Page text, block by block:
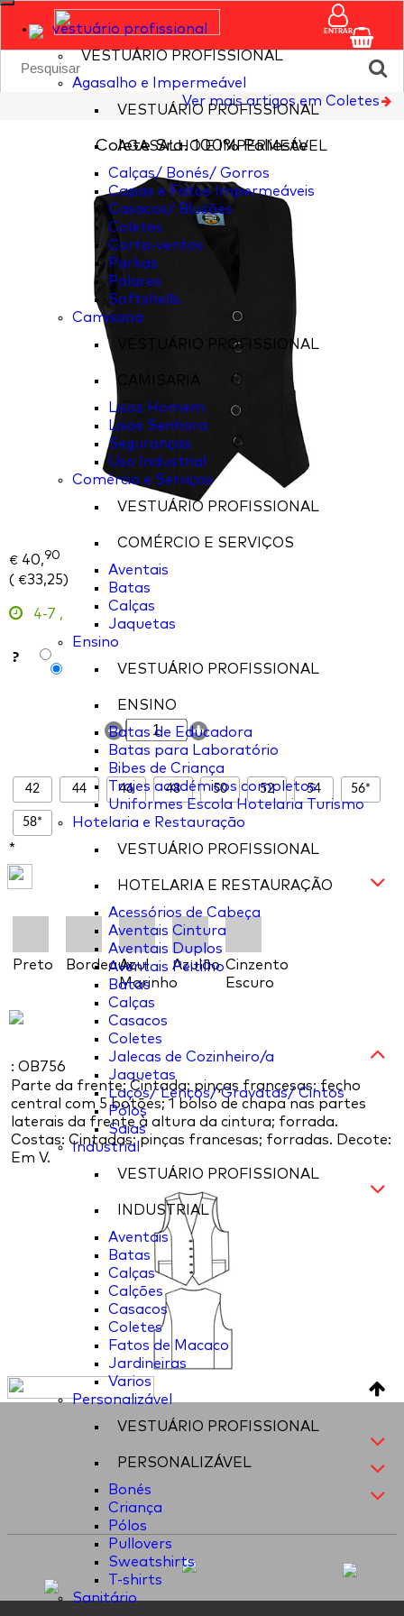
vestuário profissional
VESTUÁRIO PROFISSIONAL
Agasalho e Impermeável
VESTUÁRIO PROFISSIONAL
AGASALHO E IMPERMEÁVEL
Calças/ Bonés/ Gorros
Capas e Fatos Impermeáveis
Casacos/ Blusões
Coletes
Corta-ventos
Parkas
Polares
Softshells
Camisaria
VESTUÁRIO PROFISSIONAL
CAMISARIA
Lisos Homem
Lisos Senhora
Seguranças
Uso Industrial
Comércio e Serviços
VESTUÁRIO PROFISSIONAL
COMÉRCIO E SERVIÇOS
Aventais
Batas
Calças
Jaquetas
Ensino
VESTUÁRIO PROFISSIONAL
ENSINO
Batas de Educadora
Batas para Laboratório
Bibes de Criança
Trajes académicos completos
Uniformes Escola Hotelaria Turismo
Hotelaria e Restauração
VESTUÁRIO PROFISSIONAL
HOTELARIA E RESTAURAÇÃO
Acessórios de Cabeça
Aventais Cintura
Aventais Duplos
Aventais Peitilho
Batas
Calças
Casacos
Coletes
Jalecas de Cozinheiro/a
Jaquetas
Laços/ Lenços/ Gravatas/ Cintos
Pólos
Saias
Industrial
VESTUÁRIO PROFISSIONAL
INDUSTRIAL
Aventais
Batas
Calças
Calções
Casacos
Coletes
Fatos de Macaco
Jardineiras
Varios
Personalizável
VESTUÁRIO PROFISSIONAL
PERSONALIZÁVEL
Bonés
Criança
Pólos
Pullovers
Sweatshirts
T-shirts
Sanitário
ENTRAR
Ver mais artigos em Coletes
Colete Sra. 100% Polieste
€ 40,90
( €33,25)
4-7 ,
?
42 44 46 48 50 52 54 56*
58*
*
Preto Bordeaux
Azul
Marinho
AzulãoCinzento
Escuro
: OB756
Parte da frente: Cintada; pinças francesas; fecho
central com 5 botões; 1 bolso de chapa nas partes
laterais da frente à altura da cintura; forrada.
Costas: Cintadas; pinças francesas; forradas. Decote:
Em V.